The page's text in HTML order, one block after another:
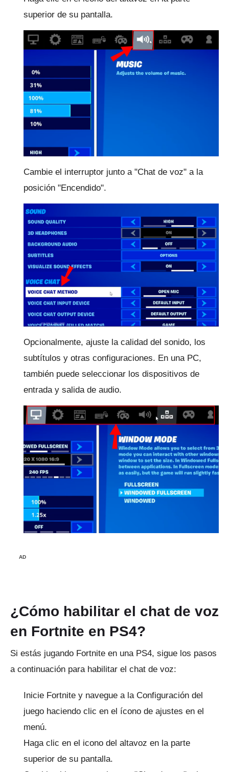
superior de su pantalla.
Cambie el interruptor junto a "Chat de voz" a la
posición "Encendido".
Opcionalmente, ajuste la calidad del sonido, los
subtítulos y otras configuraciones. En una PC,
también puede seleccionar los dispositivos de
entrada y salida de audio.
AD
¿Cómo habilitar el chat de voz
en Fortnite en PS4?
Si estás jugando Fortnite en una PS4, sigue los pasos
a continuación para habilitar el chat de voz:
Inicie Fortnite y navegue a la Configuración del
juego haciendo clic en el ícono de ajustes en el
menú.
Haga clic en el icono del altavoz en la parte
superior de su pantalla.